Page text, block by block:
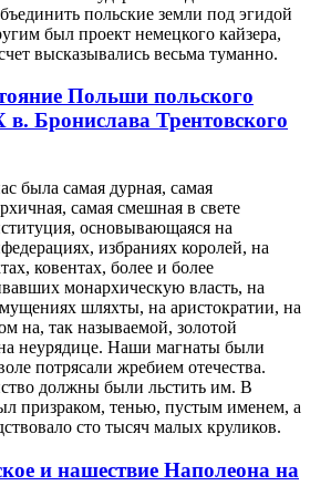
польские земли под эгидой
был проект немецкого кайзера,
высказывались весьма туманно.
Польши польского
Бронислава Трентовского
была самая дурная, самая
самая смешная в свете
основывающаяся на
избраниях королей, на
ковентах, более и более
монархическую власть, на
шляхты, на аристократии, на
на, так называемой, золотой
неурядице. Наши магнаты были
потрясали жребием отечества.
должны были льстить им. В
призраком, тенью, пустым именем, а
сто тысяч малых круликов.
и нашествие Наполеона на